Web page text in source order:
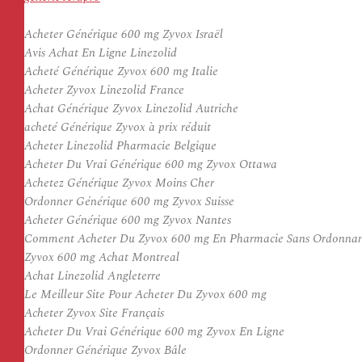
Acheter Générique 600 mg Zyvox Israël
Avis Achat En Ligne Linezolid
Acheté Générique Zyvox 600 mg Italie
Acheter Zyvox Linezolid France
Achat Générique Zyvox Linezolid Autriche
acheté Générique Zyvox à prix réduit
Acheter Linezolid Pharmacie Belgique
Acheter Du Vrai Générique 600 mg Zyvox Ottawa
Achetez Générique Zyvox Moins Cher
Ordonner Générique 600 mg Zyvox Suisse
Acheter Générique 600 mg Zyvox Nantes
Comment Acheter Du Zyvox 600 mg En Pharmacie Sans
Zyvox 600 mg Achat Montreal
Achat Linezolid Angleterre
Le Meilleur Site Pour Acheter Du Zyvox 600 mg
Acheter Zyvox Site Français
Acheter Du Vrai Générique 600 mg Zyvox En Ligne
Ordonner Générique Zyvox Bâle